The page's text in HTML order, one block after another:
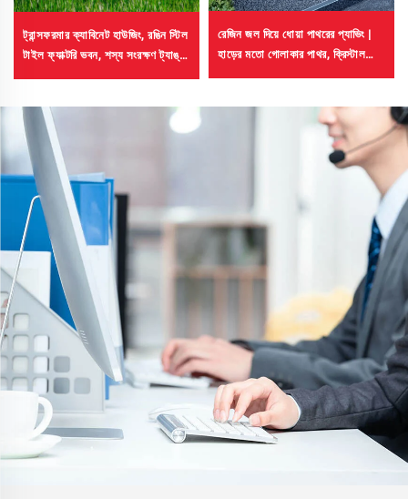
ট্রান্সফরমার ক্যাবিনেট হাউজিং, রঙিন স্টিল
টাইল ফ্যাক্টরি ভবন, শস্য সংরক্ষণ ট্যাঙ্ক,
রেজিন জল দিয়ে ধোয়া পাথরের প্যাভিং |
হাড়ের মতো গোলাকার পাথর, ক্রিস্টাল